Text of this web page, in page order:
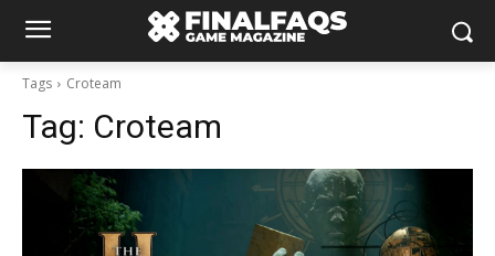
Tags Croteam
Tag: Croteam